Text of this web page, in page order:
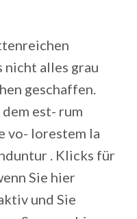
nicht alles grau
geschaffen.
est- rum
vo- lorestem la
. Klicks für
Sie hier
und Sie